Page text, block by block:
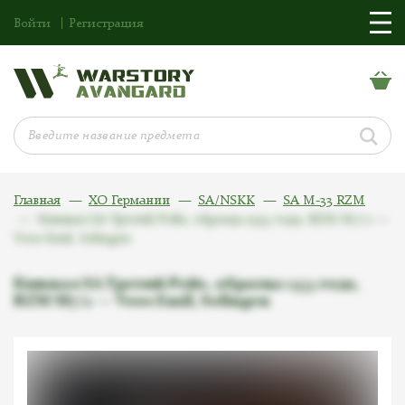
Войти Регистрация
Главная ХО Германии SA/NSKK
SA M-33 RZM
Кинжал SA Третий Рейх, образца 1933 года,
RZM M7/2 — Voos Emil, Solingen